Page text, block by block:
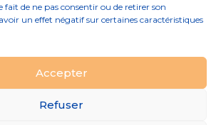
fait de ne pas consentir ou de retirer son
un effet négatif sur certaines caractéristiques
Accepter
Refuser
96 52 68 68